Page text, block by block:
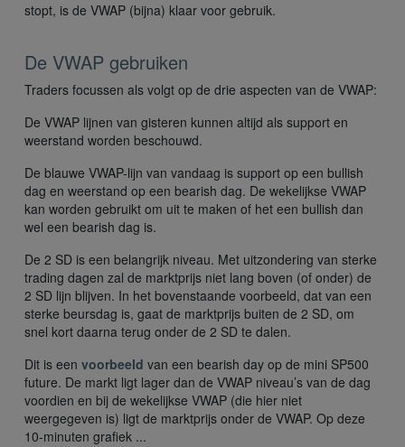
stopt, is de VWAP (bijna) klaar voor gebruik.
De VWAP gebruiken
Traders focussen als volgt op de drie aspecten van de VWAP:
De VWAP lijnen van gisteren kunnen altijd als support en
weerstand worden beschouwd.
De blauwe VWAP-lijn van vandaag is support op een bullish
dag en weerstand op een bearish dag. De wekelijkse VWAP
kan worden gebruikt om uit te maken of het een bullish dan
wel een bearish dag is.
De 2 SD is een belangrijk niveau. Met uitzondering van sterke
trading dagen zal de marktprijs niet lang boven (of onder) de
2 SD lijn blijven. In het bovenstaande voorbeeld, dat van een
sterke beursdag is, gaat de marktprijs buiten de 2 SD, om
snel kort daarna terug onder de 2 SD te dalen.
Dit is een voorbeeld van een bearish day op de mini SP500
future. De markt ligt lager dan de VWAP niveau’s van de dag
voordien en bij de wekelijkse VWAP (die hier niet
weergegeven is) ligt de marktprijs onder de VWAP. Op deze
10-minuten grafiek ...